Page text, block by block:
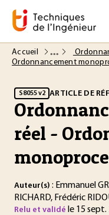
Accueil
Ordonnancement
S8055 v2 ARTICLE DE
réel -
Auteur(s) : Emmanuel
RICHARD, Frédéric
Relu et validé le 15 sept.